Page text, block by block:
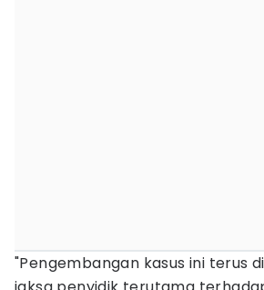
"Pengembangan kasus ini terus